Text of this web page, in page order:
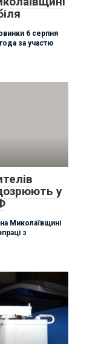
6 серпня
за участю
у
Миколаївщині
з